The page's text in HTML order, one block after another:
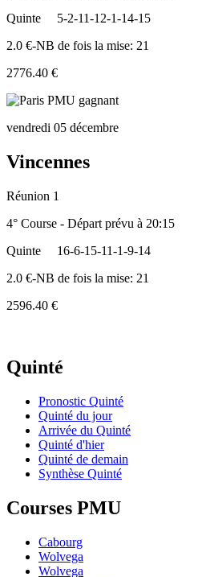
Quinte
5-2-11-12-1-14-15
2.0 €-NB de fois la mise: 21
2776.40 €
vendredi 05 décembre
Vincennes
Réunion 1
4° Course - Départ prévu à 20:15
Quinte
16-6-15-11-1-9-14
2.0 €-NB de fois la mise: 21
2596.40 €
Quinté
Pronostic Quinté
Quinté du jour
Arrivée du Quinté
Quinté d'hier
Quinté de demain
Synthèse Quinté
Courses PMU
Cabourg
Wolvega
Wolvega